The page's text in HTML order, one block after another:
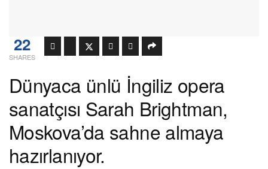
22
SHARES
Dünyaca ünlü İngiliz opera
sanatçısı Sarah Brightman,
Moskova’da sahne almaya
hazırlanıyor.